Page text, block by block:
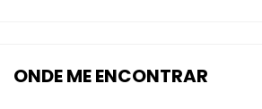
ONDE ME ENCONTRAR